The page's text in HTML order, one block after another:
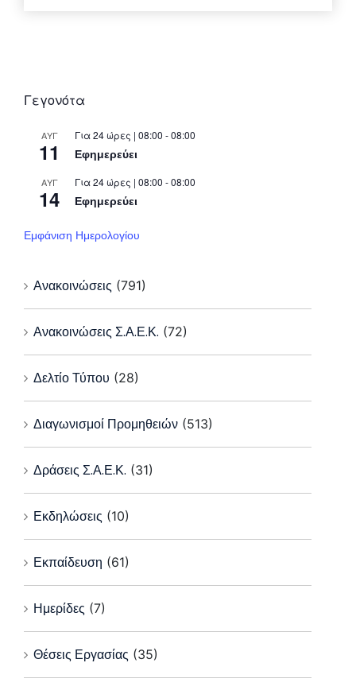
Γεγονότα
ΑΥΓ
11
Για 24 ώρες | 08:00 - 08:00
Εφημερεύει
ΑΥΓ
14
Για 24 ώρες | 08:00 - 08:00
Εφημερεύει
Εμφάνιση Ημερολογίου
Ανακοινώσεις (791)
Ανακοινώσεις Σ.Α.Ε.Κ. (72)
Δελτίο Τύπου (28)
Διαγωνισμοί Προμηθειών (513)
Δράσεις Σ.Α.Ε.Κ. (31)
Εκδηλώσεις (10)
Εκπαίδευση (61)
Ημερίδες (7)
Θέσεις Εργασίας (35)